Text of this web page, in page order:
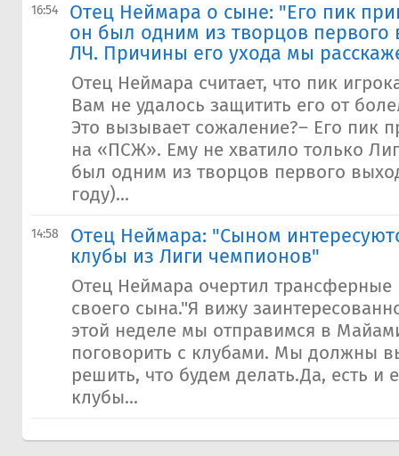
16:54
Отец Неймара о сыне: "Его пик
он был одним из творцов
ЛЧ. Причины его ухода мы
Отец Неймара считает, что пик
Вам не удалось защитить его от
Это вызывает сожаление?– Его пик
на «ПСЖ». Ему не хватило только
был одним из творцов первого
году)...
14:58
Отец Неймара: "Сыном
клубы из Лиги чемпионов"
Отец Неймара очертил трансферные
своего сына."Я вижу
этой неделе мы отправимся в
поговорить с клубами. Мы должны
решить, что будем делать.Да, есть и
клубы...